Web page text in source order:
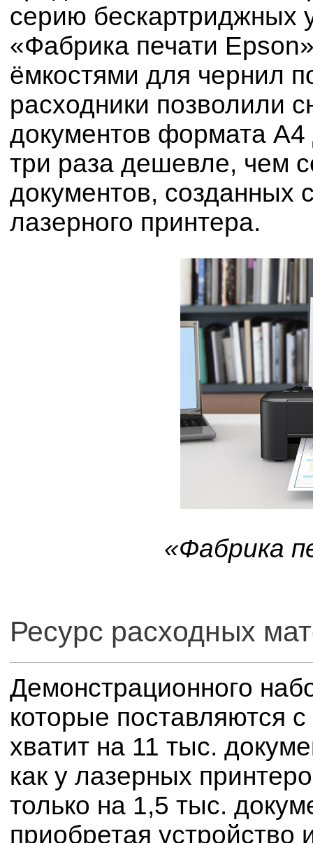
серию бескартриджных
«Фабрика печати
ёмкостями для чернил
расходники позволили
документов формата
три раза дешевле, чем
документов, созданных
лазерного принтера.
«Фабрика
Ресурс расходных
Демонстрационного
которые поставляются
хватит на 11 тыс.
как у лазерных
только на 1,5 тыс.
приобретая устройство